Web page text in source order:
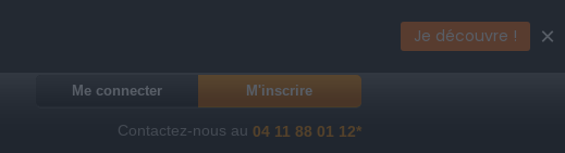
Me connecter M'inscrire
Contactez-nous au 04 11 88 01 12*
Je découvre ! ×